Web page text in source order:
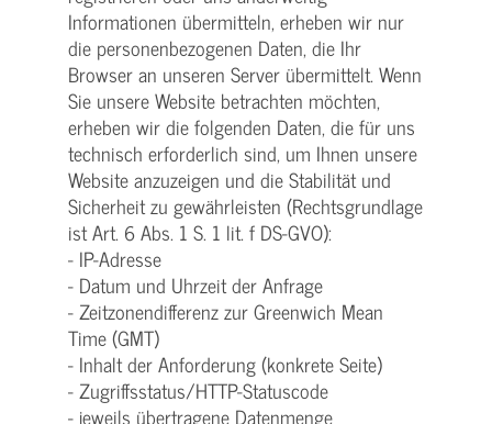
Informationen übermitteln, erheben wir nur
die personenbezogenen Daten, die Ihr
Browser an unseren Server übermittelt. Wenn
Sie unsere Website betrachten möchten,
erheben wir die folgenden Daten, die für uns
technisch erforderlich sind, um Ihnen unsere
Website anzuzeigen und die Stabilität und
Sicherheit zu gewährleisten (Rechtsgrundlage
ist Art. 6 Abs. 1 S. 1 lit. f DS-GVO):
- IP-Adresse
- Datum und Uhrzeit der Anfrage
- Zeitzonendifferenz zur Greenwich Mean
Time (GMT)
- Inhalt der Anforderung (konkrete Seite)
- Zugriffsstatus/HTTP-Statuscode
- jeweils übertragene Datenmenge